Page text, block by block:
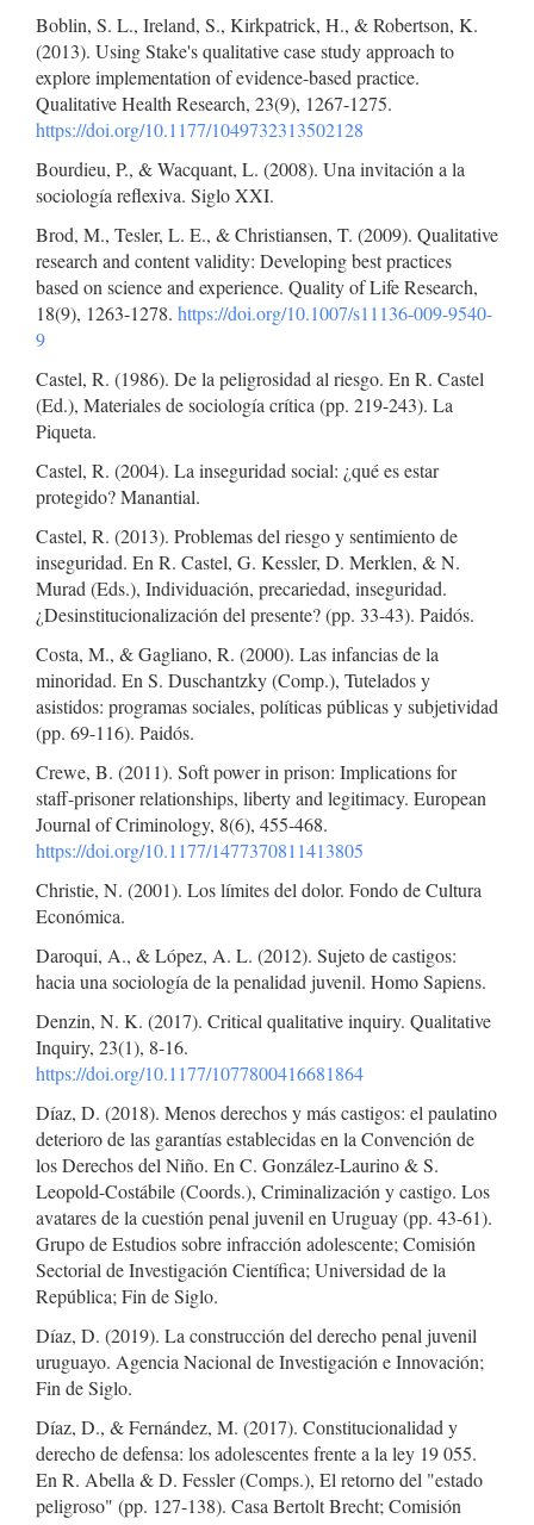
Boblin, S. L., Ireland, S., Kirkpatrick, H., & Robertson, K.
(2013). Using Stake's qualitative case study approach to
explore implementation of evidence-based practice.
Qualitative Health Research, 23(9), 1267-1275.
https://doi.org/10.1177/1049732313502128
Bourdieu, P., & Wacquant, L. (2008). Una invitación a la
sociología reflexiva. Siglo XXI.
Brod, M., Tesler, L. E., & Christiansen, T. (2009). Qualitative
research and content validity: Developing best practices
based on science and experience. Quality of Life Research,
18(9), 1263-1278. https://doi.org/10.1007/s11136-009-9540-
9
Castel, R. (1986). De la peligrosidad al riesgo. En R. Castel
(Ed.), Materiales de sociología crítica (pp. 219-243). La
Piqueta.
Castel, R. (2004). La inseguridad social: ¿qué es estar
protegido? Manantial.
Castel, R. (2013). Problemas del riesgo y sentimiento de
inseguridad. En R. Castel, G. Kessler, D. Merklen, & N.
Murad (Eds.), Individuación, precariedad, inseguridad.
¿Desinstitucionalización del presente? (pp. 33-43). Paidós.
Costa, M., & Gagliano, R. (2000). Las infancias de la
minoridad. En S. Duschantzky (Comp.), Tutelados y
asistidos: programas sociales, políticas públicas y subjetividad
(pp. 69-116). Paidós.
Crewe, B. (2011). Soft power in prison: Implications for
staff-prisoner relationships, liberty and legitimacy. European
Journal of Criminology, 8(6), 455-468.
https://doi.org/10.1177/1477370811413805
Christie, N. (2001). Los límites del dolor. Fondo de Cultura
Económica.
Daroqui, A., & López, A. L. (2012). Sujeto de castigos:
hacia una sociología de la penalidad juvenil. Homo Sapiens.
Denzin, N. K. (2017). Critical qualitative inquiry. Qualitative
Inquiry, 23(1), 8-16.
https://doi.org/10.1177/1077800416681864
Díaz, D. (2018). Menos derechos y más castigos: el paulatino
deterioro de las garantías establecidas en la Convención de
los Derechos del Niño. En C. González-Laurino & S.
Leopold-Costábile (Coords.), Criminalización y castigo. Los
avatares de la cuestión penal juvenil en Uruguay (pp. 43-61).
Grupo de Estudios sobre infracción adolescente; Comisión
Sectorial de Investigación Científica; Universidad de la
República; Fin de Siglo.
Díaz, D. (2019). La construcción del derecho penal juvenil
uruguayo. Agencia Nacional de Investigación e Innovación;
Fin de Siglo.
Díaz, D., & Fernández, M. (2017). Constitucionalidad y
derecho de defensa: los adolescentes frente a la ley 19 055.
En R. Abella & D. Fessler (Comps.), El retorno del "estado
peligroso" (pp. 127-138). Casa Bertolt Brecht; Comisión